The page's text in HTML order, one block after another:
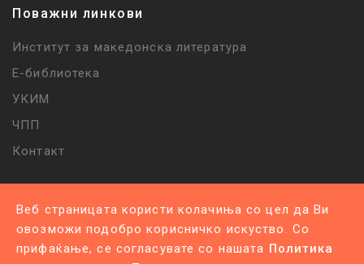
Поважни линкови
Институт за македонска литература
Е-библиотека
УКИМ
ЧПП
Контакт
Политика за приватност |
Веб страницата користи колачиња со цел да Ви
овозможи подобро корисничко искуство. Со
прифаќање, се согласувате со нашата Политика